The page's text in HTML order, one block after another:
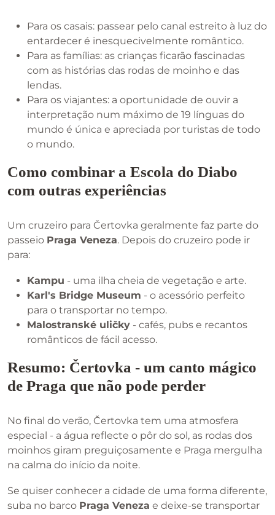
Para os casais: passear pelo canal estreito à luz do
entardecer é inesquecivelmente romântico.
Para as famílias: as crianças ficarão fascinadas
com as histórias das rodas de moinho e das
lendas.
Para os viajantes: a oportunidade de ouvir a
interpretação num máximo de 19 línguas do
mundo é única e apreciada por turistas de todo
o mundo.
Como combinar a Escola do Diabo
com outras experiências
Um cruzeiro para Čertovka geralmente faz parte do
passeio Praga Veneza. Depois do cruzeiro pode ir
para:
Kampu - uma ilha cheia de vegetação e arte.
Karl's Bridge Museum - o acessório perfeito
para o transportar no tempo.
Malostranské uličky - cafés, pubs e recantos
românticos de fácil acesso.
Resumo: Čertovka - um canto mágico
de Praga que não pode perder
No final do verão, Čertovka tem uma atmosfera
especial - a água reflecte o pôr do sol, as rodas dos
moinhos giram preguiçosamente e Praga mergulha
na calma do início da noite.
Se quiser conhecer a cidade de uma forma diferente,
suba no barco Praga Veneza e deixe-se transportar